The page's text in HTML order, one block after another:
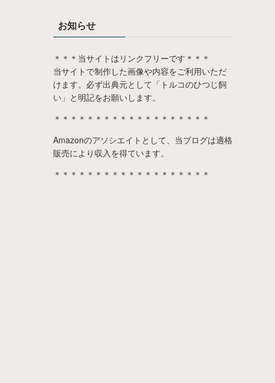
お知らせ
＊＊＊当サイトはリンクフリーです＊＊＊
当サイトで制作した画像や内容をご利用いただ
けます。必ず出典元として「トルコのひつじ飼
い」と明記をお願いします。
＊＊＊＊＊＊＊＊＊＊＊＊＊＊＊＊＊＊＊
Amazonのアソシエイトとして、当ブログは適格
販売により収入を得ています。
＊＊＊＊＊＊＊＊＊＊＊＊＊＊＊＊＊＊＊